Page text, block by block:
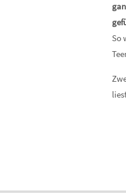
So